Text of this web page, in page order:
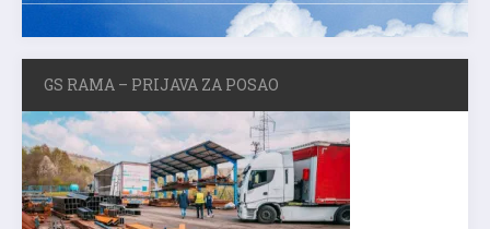
GS RAMA – PRIJAVA ZA POSAO